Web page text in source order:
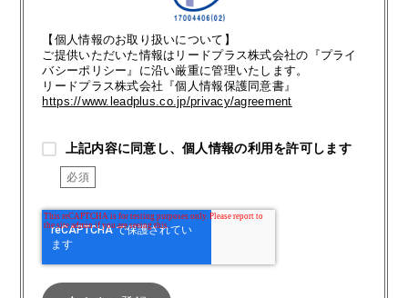
【個人情報のお取り扱いについて】
ご提供いただいた情報はリードプラス株式会社の『プライ
バシーポリシー』に沿い厳重に管理いたします。
リードプラス株式会社『個人情報保護同意書』
https://www.leadplus.co.jp/privacy/agreement
上記内容に同意し、個人情報の利用を許可します